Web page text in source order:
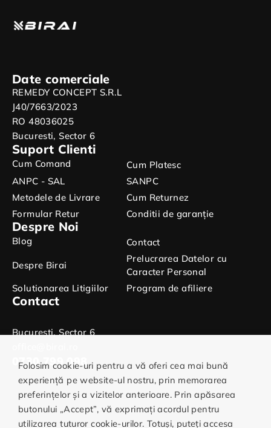
Date comerciale
REMEDY CONCEPT S.R.L
J40/7663/2023
RO 48036025
Bucuresti, Sector 6
Suport Clienti
Cum Comand
Cum Platesc
ANPC - SAL
SANPC
Metodele de Livrare
Cum Returnez
Formular Retur
Conditii de garanție
Despre Noi
Blog
Contact
Despre Birai
Prelucrarea Datelor cu
Caracter Personal
Solutionarea Litigiilor
Program de afiliere
Contact
Bucuresti, Sector 6
0730.799.098
Folosim cookie-uri pentru a vă oferi cea mai bună
experiență pe website-ul nostru, prin memorarea
preferințelor și a vizitelor anterioare. Prin apăsarea
butonului „Accept”, vă exprimați acordul pentru
utilizarea tuturor cookie-urilor. Totuși, puteți accesa